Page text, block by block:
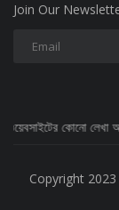
Join Our
লেখা অনুমতি ছাড়া নকল
Copyright